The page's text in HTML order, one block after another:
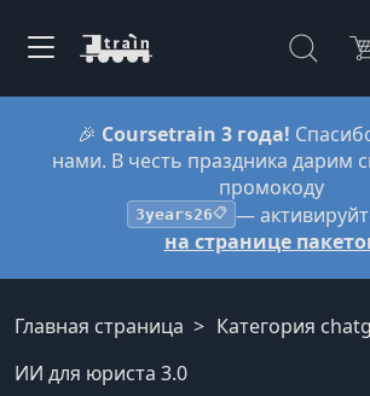
🎉 Coursetrain 3 года!
нами. В честь праздника дарим
промокоду
3years26📋 —
на странице
Главная страница
Категория
ИИ для юриста 3.0